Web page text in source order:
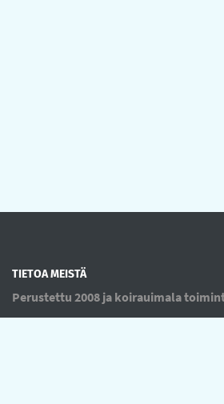
TIETOA MEISTÄ
Perustettu 2008 ja koirauimala